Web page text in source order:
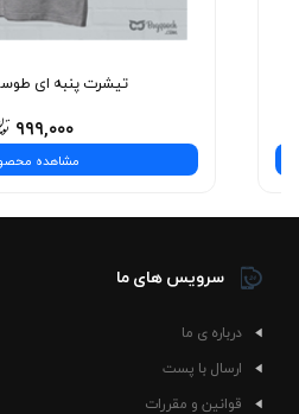
نیست—یه تجربه‌ی شیک و
تیشرت پنبه ای
۹۹۹,۰۰۰
مشاهده
سرویس های ما
درباره ی ما
ارسال با پست
قوانین و مقررات